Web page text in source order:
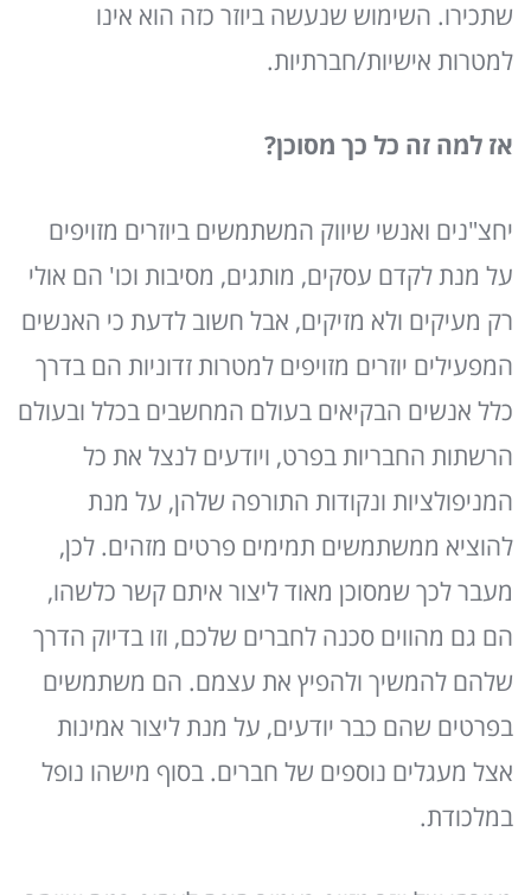
שתכירו. השימוש שנעשה ביוזר כזה הוא אינו
למטרות אישיות/חברתיות.
אז למה זה כל כך מסוכן?
יחצ"נים ואנשי שיווק המשתמשים ביוזרים מזויפים
על מנת לקדם עסקים, מותגים, מסיבות וכו' הם אולי
רק מעיקים ולא מזיקים, אבל חשוב לדעת כי האנשים
המפעילים יוזרים מזויפים למטרות זדוניות הם בדרך
כלל אנשים הבקיאים בעולם המחשבים בכלל ובעולם
הרשתות החבריות בפרט, ויודעים לנצל את כל
המניפולציות ונקודות התורפה שלהן, על מנת
להוציא ממשתמשים תמימים פרטים מזהים. לכן,
מעבר לכך שמסוכן מאוד ליצור איתם קשר כלשהו,
הם גם מהווים סכנה לחברים שלכם, וזו בדיוק הדרך
שלהם להמשיך ולהפיץ את עצמם. הם משתמשים
בפרטים שהם כבר יודעים, על מנת ליצור אמינות
אצל מעגלים נוספים של חברים. בסוף מישהו נופל
במלכודת.